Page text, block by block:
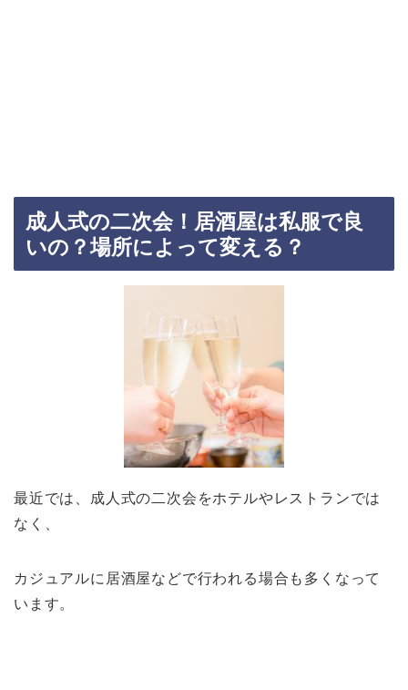
成人式の二次会！居酒屋は私服で良
いの？場所によって変える？
最近では、成人式の二次会をホテルやレストランでは
なく、
カジュアルに居酒屋などで行われる場合も多くなって
います。